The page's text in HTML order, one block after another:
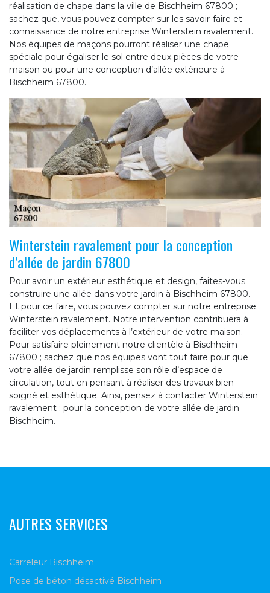
réalisation de chape dans la ville de Bischheim 67800 ;
sachez que, vous pouvez compter sur les savoir-faire et
connaissance de notre entreprise Winterstein ravalement.
Nos équipes de maçons pourront réaliser une chape
spéciale pour égaliser le sol entre deux pièces de votre
maison ou pour une conception d’allée extérieure à
Bischheim 67800.
Winterstein ravalement pour la conception
d’allée de jardin 67800
Pour avoir un extérieur esthétique et design, faites-vous
construire une allée dans votre jardin à Bischheim 67800.
Et pour ce faire, vous pouvez compter sur notre entreprise
Winterstein ravalement. Notre intervention contribuera à
faciliter vos déplacements à l’extérieur de votre maison.
Pour satisfaire pleinement notre clientèle à Bischheim
67800 ; sachez que nos équipes vont tout faire pour que
votre allée de jardin remplisse son rôle d’espace de
circulation, tout en pensant à réaliser des travaux bien
soigné et esthétique. Ainsi, pensez à contacter Winterstein
ravalement ; pour la conception de votre allée de jardin
Bischheim.
AUTRES SERVICES
Carreleur Bischheim
Pose de béton désactivé Bischheim